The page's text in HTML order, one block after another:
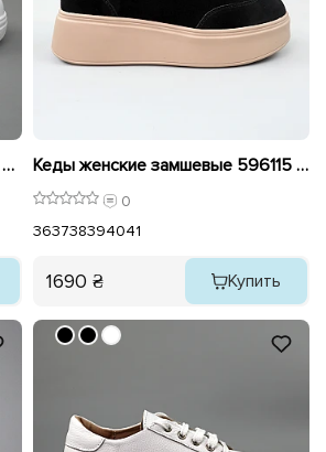
Кеды женские кожаные 596010 Белые Кеды женские замшевые 596115 Черные
0
363738394041
1690 ₴ Купить